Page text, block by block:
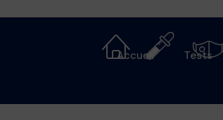
Accueil Tests